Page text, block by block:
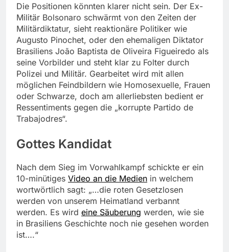
Die Positionen könnten klarer nicht sein. Der Ex-
Militär Bolsonaro schwärmt von den Zeiten der
Militärdiktatur, sieht reaktionäre Politiker wie
Augusto Pinochet, oder den ehemaligen Diktator
Brasiliens João Baptista de Oliveira Figueiredo als
seine Vorbilder und steht klar zu Folter durch
Polizei und Militär. Gearbeitet wird mit allen
möglichen Feindbildern wie Homosexuelle, Frauen
oder Schwarze, doch am allerliebsten bedient er
Ressentiments gegen die „korrupte Partido de
Trabajodres“.
Gottes Kandidat
Nach dem Sieg im Vorwahlkampf schickte er ein
10-minütiges Video an die Medien in welchem
wortwörtlich sagt: „…die roten Gesetzlosen
werden von unserem Heimatland verbannt
werden. Es wird eine Säuberung werden, wie sie
in Brasiliens Geschichte noch nie gesehen worden
ist….“